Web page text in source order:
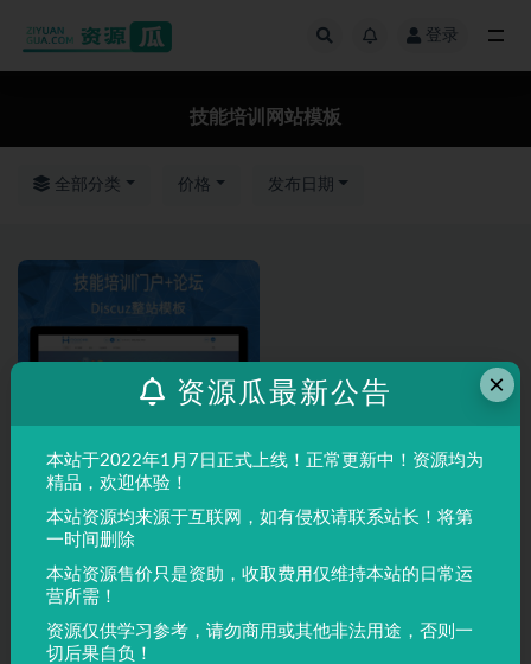
登录
技能培训网站模板
全部分类 价格 发布日期
Discuz
模板+安装教程
×
资源瓜最新公告
本站于2022年1月7日正式上线！正常更新中！资源均为
精品，欢迎体验！
本站资源均来源于互联网，如有侵权请联系站长！将第
一时间删除
本站资源售价只是资助，收取费用仅维持本站的日常运
营所需！
资源仅供学习参考，请勿商用或其他非法用途，否则一
切后果自负！